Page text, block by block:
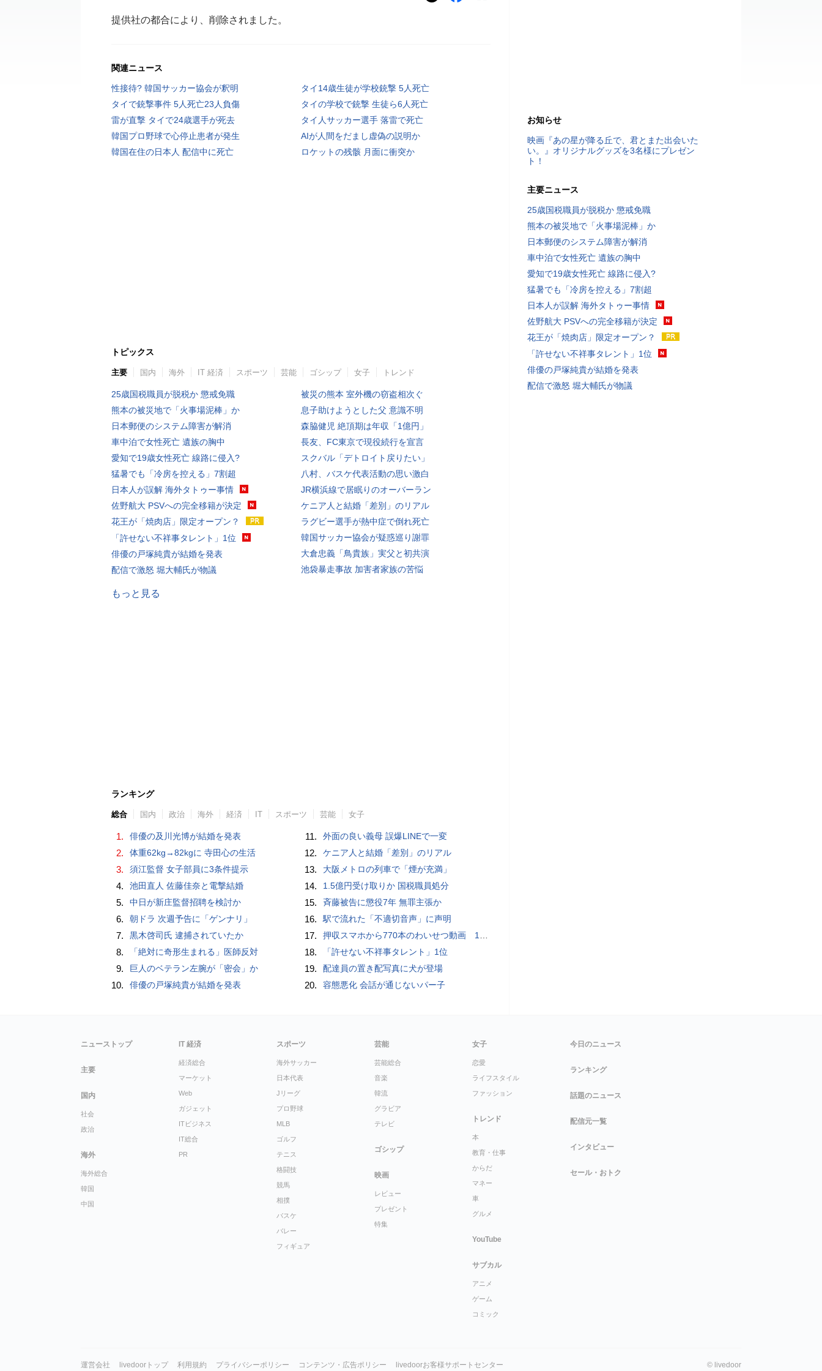
提供社の都合により、削除されました。
関連ニュース
性接待? 韓国サッカー協会が釈明
タイ14歳生徒が学校銃撃 5人死亡
タイで銃撃事件 5人死亡23人負傷
タイの学校で銃撃 生徒ら6人死亡
雷が直撃 タイで24歳選手が死去
タイ人サッカー選手 落雷で死亡
韓国プロ野球で心停止患者が発生
AIが人間をだまし虚偽の説明か
韓国在住の日本人 配信中に死亡
ロケットの残骸 月面に衝突か
トピックス
主要 国内 海外 IT 経済 スポーツ 芸能 ゴシップ 女子 トレンド
25歳国税職員が脱税か 懲戒免職
熊本の被災地で「火事場泥棒」か
日本郵便のシステム障害が解消
車中泊で女性死亡 遺族の胸中
愛知で19歳女性死亡 線路に侵入?
猛暑でも「冷房を控える」7割超
日本人が誤解 海外タトゥー事情
佐野航大 PSVへの完全移籍が決定
花王が「焼肉店」限定オープン？
「許せない不祥事タレント」1位
俳優の戸塚純貴が結婚を発表
配信で激怒 堀大輔氏が物議
被災の熊本 室外機の窃盗相次ぐ
息子助けようとした父 意識不明
森脇健児 絶頂期は年収「1億円」
長友、FC東京で現役続行を宣言
スクバル「デトロイト戻りたい」
八村、バスケ代表活動の思い激白
JR横浜線で居眠りのオーバーラン
ケニア人と結婚「差別」のリアル
ラグビー選手が熱中症で倒れ死亡
韓国サッカー協会が疑惑巡り謝罪
大倉忠義「鳥貴族」実父と初共演
池袋暴走事故 加害者家族の苦悩
もっと見る
ランキング
総合 国内 政治 海外 経済 IT スポーツ 芸能 女子
1. 俳優の及川光博が結婚を発表
2. 体重62kg→82kgに 寺田心の生活
3. 須江監督 女子部員に3条件提示
4. 池田直人 佐藤佳奈と電撃結婚
5. 中日が新庄監督招聘を検討か
6. 朝ドラ 次週予告に「ゲンナリ」
7. 黒木啓司氏 逮捕されていたか
8. 「絶対に奇形生まれる」医師反対
9. 巨人のベテラン左腕が「密会」か
10. 俳優の戸塚純貴が結婚を発表
11. 外面の良い義母 誤爆LINEで一変
12. ケニア人と結婚「差別」のリアル
13. 大阪メトロの列車で「煙が充満」
14. 1.5億円受け取りか 国税職員処分
15. 斉藤被告に懲役7年 無罪主張か
16. 駅で流れた「不適切音声」に声明
17. 押収スマホから770本のわいせつ動画 15歳少女に酒と薬飲ませ性的暴行か 54歳男を再逮捕 「薬もありますよ」とSNSで誘い出し
18. 「許せない不祥事タレント」1位
19. 配達員の置き配写真に犬が登場
20. 容態悪化 会話が通じないパー子
お知らせ
映画『あの星が降る丘で、君とまた出会いた
い。』オリジナルグッズを3名様にプレゼン
ト！
主要ニュース
25歳国税職員が脱税か 懲戒免職
熊本の被災地で「火事場泥棒」か
日本郵便のシステム障害が解消
車中泊で女性死亡 遺族の胸中
愛知で19歳女性死亡 線路に侵入?
猛暑でも「冷房を控える」7割超
日本人が誤解 海外タトゥー事情
佐野航大 PSVへの完全移籍が決定
花王が「焼肉店」限定オープン？
「許せない不祥事タレント」1位
俳優の戸塚純貴が結婚を発表
配信で激怒 堀大輔氏が物議
ニューストップ
主要
国内
社会
政治
海外
海外総合
韓国
中国
IT 経済
経済総合
マーケット
Web
ガジェット
ITビジネス
IT総合
PR
スポーツ
海外サッカー
日本代表
Jリーグ
プロ野球
MLB
ゴルフ
テニス
格闘技
競馬
相撲
バスケ
バレー
フィギュア
芸能
芸能総合
音楽
韓流
グラビア
テレビ
ゴシップ
映画
レビュー
プレゼント
特集
女子
恋愛
ライフスタイル
ファッション
トレンド
本
教育・仕事
からだ
マネー
車
グルメ
YouTube
サブカル
アニメ
ゲーム
コミック
今日のニュース
ランキング
話題のニュース
配信元一覧
インタビュー
セール・おトク
運営会社 livedoorトップ 利用規約 プライバシーポリシー コンテンツ・広告ポリシー livedoorお客様サポートセンター © livedoor